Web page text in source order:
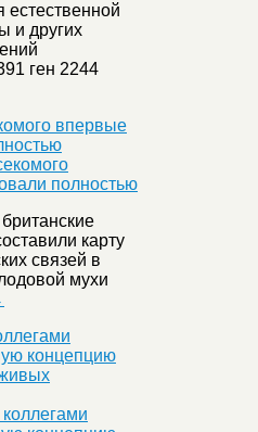
и других
ген 2244
впервые
карту
связей в
мухи
концепцию